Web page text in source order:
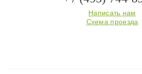
Написать нам
Схема проезда